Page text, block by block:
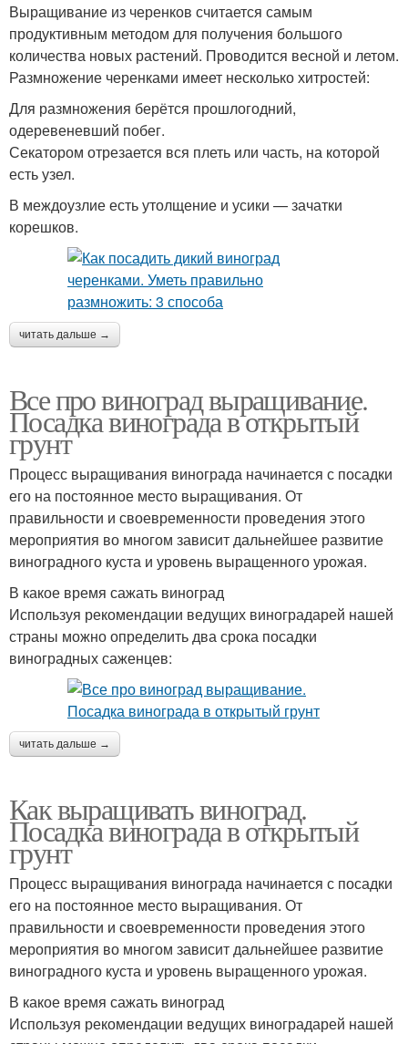
Выращивание из черенков считается самым
продуктивным методом для получения большого
количества новых растений. Проводится весной и летом.
Размножение черенками имеет несколько хитростей:
Для размножения берётся прошлогодний,
одеревеневший побег.
Секатором отрезается вся плеть или часть, на которой
есть узел.
В междоузлие есть утолщение и усики — зачатки
корешков.
читать дальше →
Все про виноград выращивание.
Посадка винограда в открытый
грунт
Процесс выращивания винограда начинается с посадки
его на постоянное место выращивания. От
правильности и своевременности проведения этого
мероприятия во многом зависит дальнейшее развитие
виноградного куста и уровень выращенного урожая.
В какое время сажать виноград
Используя рекомендации ведущих виноградарей нашей
страны можно определить два срока посадки
виноградных саженцев:
читать дальше →
Как выращивать виноград.
Посадка винограда в открытый
грунт
Процесс выращивания винограда начинается с посадки
его на постоянное место выращивания. От
правильности и своевременности проведения этого
мероприятия во многом зависит дальнейшее развитие
виноградного куста и уровень выращенного урожая.
В какое время сажать виноград
Используя рекомендации ведущих виноградарей нашей